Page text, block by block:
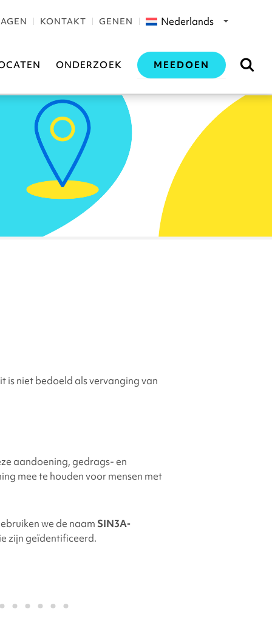
KONTAKT GENEN Nederlands
ONDERZOEK MEEDOEN
niet bedoeld als vervanging van
aandoening, gedrags- en
mee te houden voor mensen met
we de naam SIN3A-
zijn geïdentificeerd.